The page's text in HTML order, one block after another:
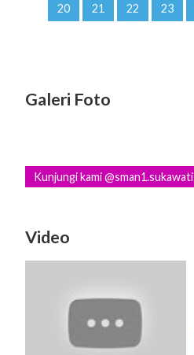
20 21 22 23
Galeri Foto
Kunjungi kami @sman1.sukawati
Video